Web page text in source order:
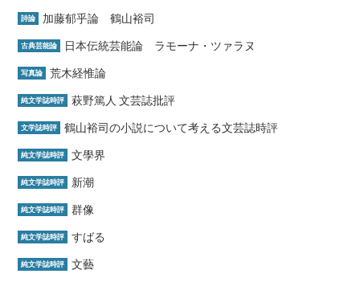
詩論 加藤郁乎論 鶴山裕司
古典芸能論 日本伝統芸能論 ラモーナ・ツァラヌ
写真論 荒木経惟論
純文学誌時評 萩野篤人 文芸誌批評
文学誌時評 鶴山裕司の小説について考える文芸誌時評
純文学誌時評 文學界
純文学誌時評 新潮
純文学誌時評 群像
純文学誌時評 すばる
純文学誌時評 文藝